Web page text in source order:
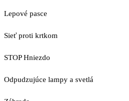
Lepové pasce
Sieť proti krtkom
STOP Hniezdo
Odpudzujúce lampy a svetlá